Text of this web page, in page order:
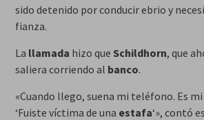
sido detenido por conducir ebrio y
fianza.
La llamada hizo que Schildhorn, que
saliera corriendo al banco.
«Cuando llego, suena mi teléfono. Es mi
‘Fuiste víctima de una estafa‘», contó